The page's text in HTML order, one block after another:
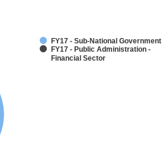
FY17 - Sub-National Government
FY17 - Public Administration -
Financial Sector